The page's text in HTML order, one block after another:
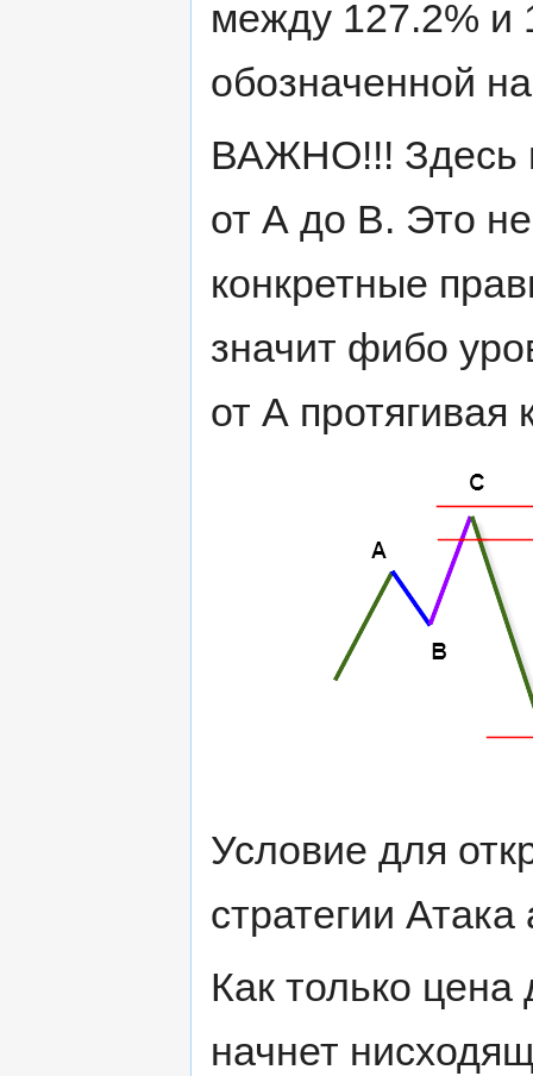
между 127.2% и
обозначенной
ВАЖНО!!! Здесь
от А до В. Это не
конкретные
значит фибо
от А протягивая
Условие для
стратегии Атака
Как только цена
начнет